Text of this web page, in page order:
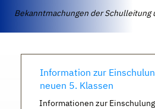
Bekanntmachungen der Schulleitung
Information zur
neuen 5. Klassen
Informationen zur